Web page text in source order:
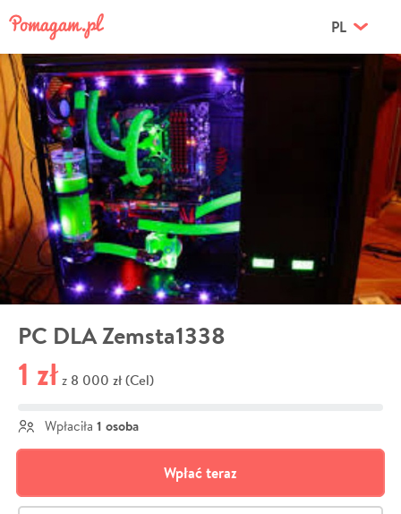
PL
PC DLA Zemsta1338
1 zł z 8 000 zł (Cel)
Wpłaciła 1 osoba
Wpłać teraz